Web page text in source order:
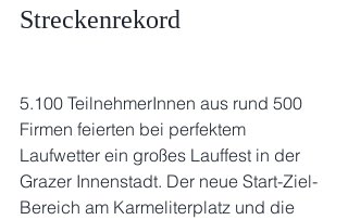
Streckenrekord
5.100 TeilnehmerInnen aus rund 500
Firmen feierten bei perfektem
Laufwetter ein großes Lauffest in der
Grazer Innenstadt. Der neue Start-Ziel-
Bereich am Karmeliterplatz und die